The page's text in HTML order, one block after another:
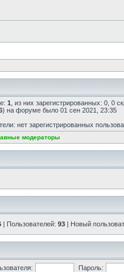
1 , из них зарегистрированных: 0, 0
) на форуме было 01 сен 2021, 23:35
нет зарегистрированных
модераторы
| Пользователей: 93 | Новый
Пароль: